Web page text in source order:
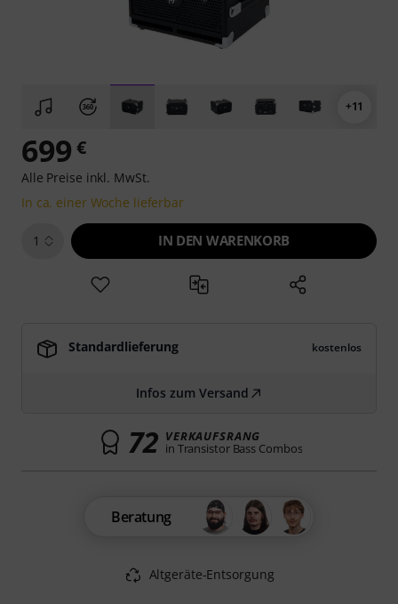
+11
699 €
Alle Preise inkl. MwSt.
In ca. einer Woche lieferbar
1 IN DEN WARENKORB
Standardlieferung kostenlos
Infos zum Versand
72 VERKAUFSRANG
in Transistor Bass Combos
Beratung
Altgeräte-Entsorgung